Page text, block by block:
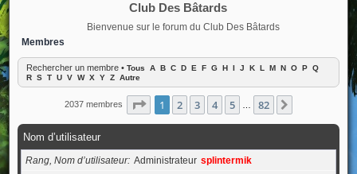
Club Des Bâtards
Bienvenue sur le forum du Club Des Bâtards
Membres
Rechercher un membre• Tous A B C D E F G H I J K L M N O P Q
R S T U V W X Y Z Autre
2037 membres Page 1sur82
1 2 3 4 5 82
Nom d’utilisateur
Rang, Nom d’utilisateur Administrateur splintermik